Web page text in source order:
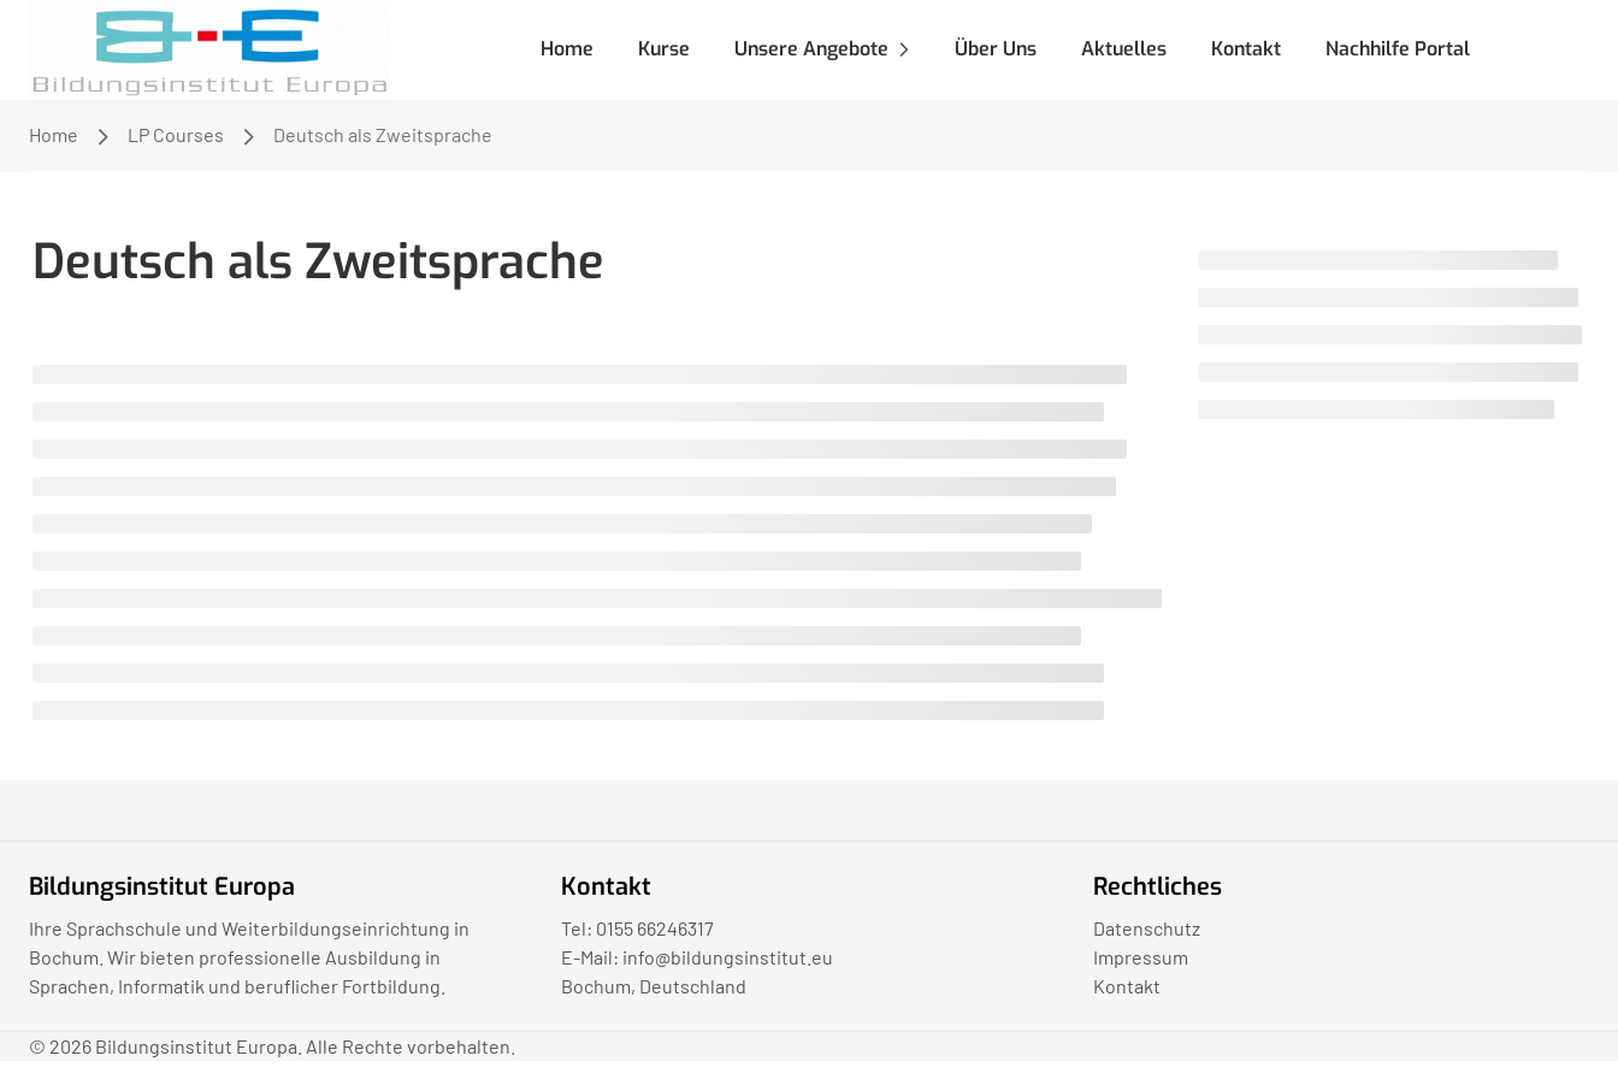
Home Kurse Unsere Angebote Über Uns Aktuelles Kontakt Nachhilfe Portal
Home LP Courses Deutsch als Zweitsprache
Deutsch als Zweitsprache
Bildungsinstitut Europa
Ihre Sprachschule und Weiterbildungseinrichtung in
Bochum. Wir bieten professionelle Ausbildung in
Sprachen, Informatik und beruflicher Fortbildung.
Kontakt
Tel: 0155 66246317
E-Mail: info@bildungsinstitut.eu
Bochum, Deutschland
Rechtliches
Datenschutz
Impressum
Kontakt
© 2026 Bildungsinstitut Europa. Alle Rechte vorbehalten.